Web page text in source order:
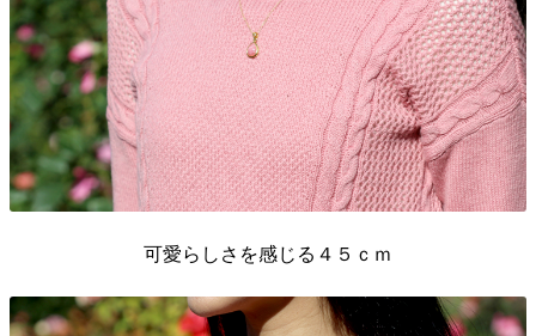
可愛らしさを感じる４５ｃｍ